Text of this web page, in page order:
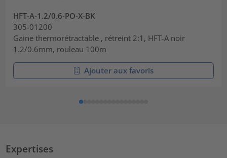
HFT-A-1.2/0.6-PO-X-BK
305-01200
Gaine thermorétractable , rétreint 2:1, HFT-A noir
1.2/0.6mm, rouleau 100m
Ajouter aux favoris
Expertises